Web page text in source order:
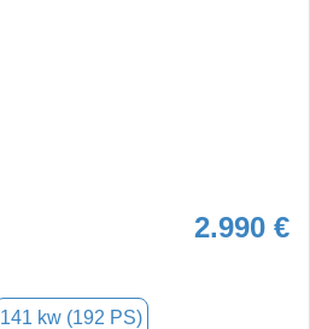
2.990 €
141 kw (192 PS)